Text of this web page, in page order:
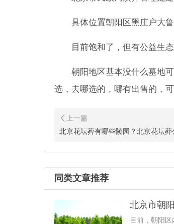
具体位置朝阳区黑庄户大
目前饱和了，但有公益生
朝阳地区基本没什么墓地
选，去哪选的，哪有出售的，
北京花坛葬有哪些陵园？北京花坛
同类文章推荐
北京市朝
目前，朝阳